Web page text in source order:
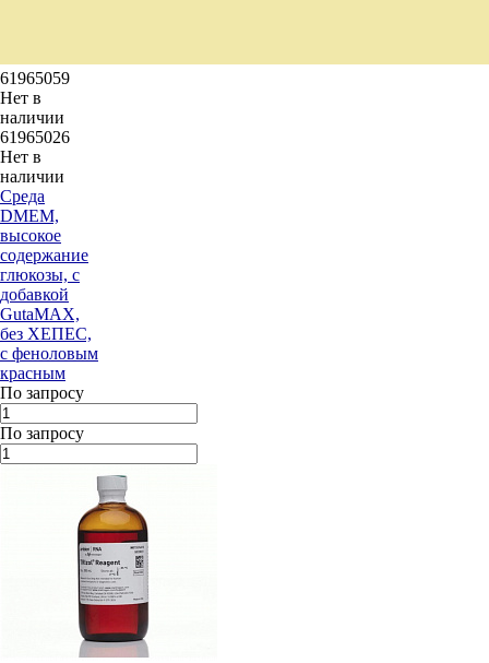
61965059
Нет в
наличии
61965026
Нет в
наличии
Среда
DMEM,
высокое
содержание
глюкозы, с
добавкой
GutaMAX,
без ХЕПЕС,
с феноловым
красным
По запросу
По запросу